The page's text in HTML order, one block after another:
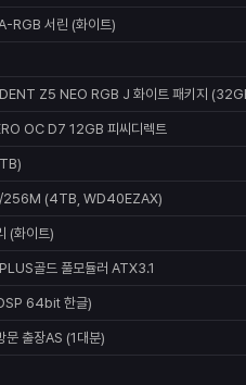
서린 (화이트)
Z5 NEO RGB J 화이트 패키지
OC D7 12GB 피씨디렉트
(4TB, WD40EZAX)
(화이트)
골드 풀모듈러 ATX3.1
64bit 한글)
문 출장AS (1대분)